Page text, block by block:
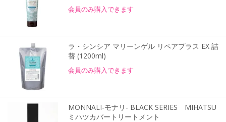
会員のみ購入できます
ラ・シンシア マリーンゲル リペアプラス EX 詰
替 (1200ml)
会員のみ購入できます
MONNALI-モナリ- BLACK SERIES MIHATSU
ミハツカバートリートメント